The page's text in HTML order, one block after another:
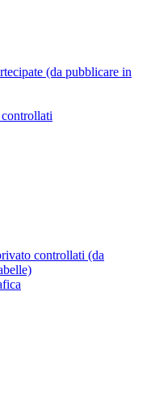
(da pubblicare in
controllati (da